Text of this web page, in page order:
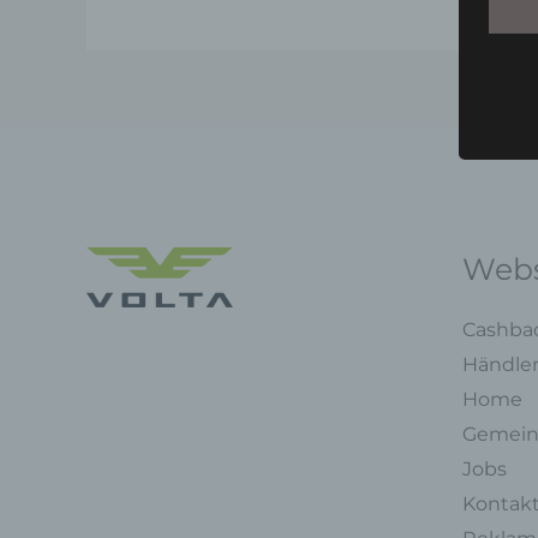
Home
Jobs
Kontakt